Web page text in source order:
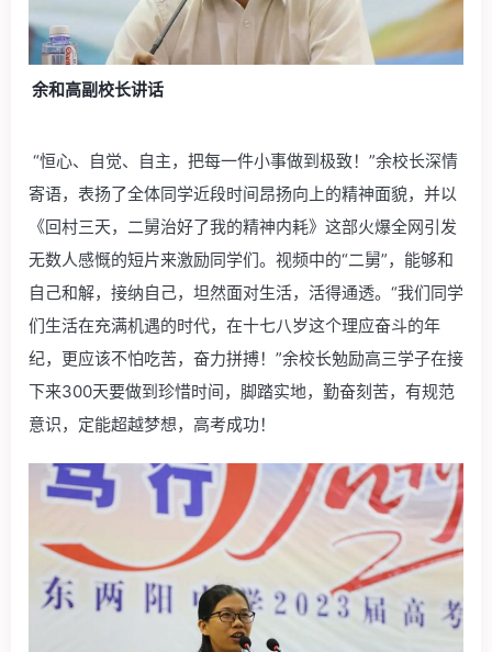
余和高副校长讲话
“恒心、自觉、自主，把每一件小事做到极致！”余校长深情
寄语，表扬了全体同学近段时间昂扬向上的精神面貌，并以
《回村三天，二舅治好了我的精神内耗》这部火爆全网引发
无数人感慨的短片来激励同学们。视频中的“二舅”，能够和
自己和解，接纳自己，坦然面对生活，活得通透。“我们同学
们生活在充满机遇的时代，在十七八岁这个理应奋斗的年
纪，更应该不怕吃苦，奋力拼搏！”余校长勉励高三学子在接
下来300天要做到珍惜时间，脚踏实地，勤奋刻苦，有规范
意识，定能超越梦想，高考成功！